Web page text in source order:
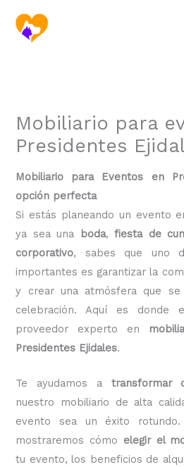
contenido
Mobiliario para
Presidentes
Mobiliario para Eventos en
opción perfecta
Si estás planeando un evento
ya sea una
boda,fiesta de
corporativo, sabes que uno
importantes es garantizar la
y crear una atmósfera que
celebración. Aquí es donde
proveedor experto en
Presidentes Ejidales.
Te ayudamos a transformar
nuestro mobiliario de alta
evento sea un éxito
mostraremos cómo elegir el
tu evento, los beneficios de